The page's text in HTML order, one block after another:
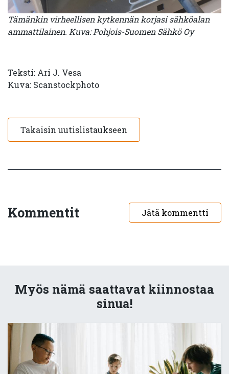
Tämänkin virheellisen kytkennän korjasi sähköalan
ammattilainen. Kuva: Pohjois-Suomen Sähkö Oy
Teksti: Ari J. Vesa
Kuva: Scanstockphoto
Takaisin uutislistaukseen
Kommentit Jätä kommentti
Myös nämä saattavat kiinnostaa
sinua!